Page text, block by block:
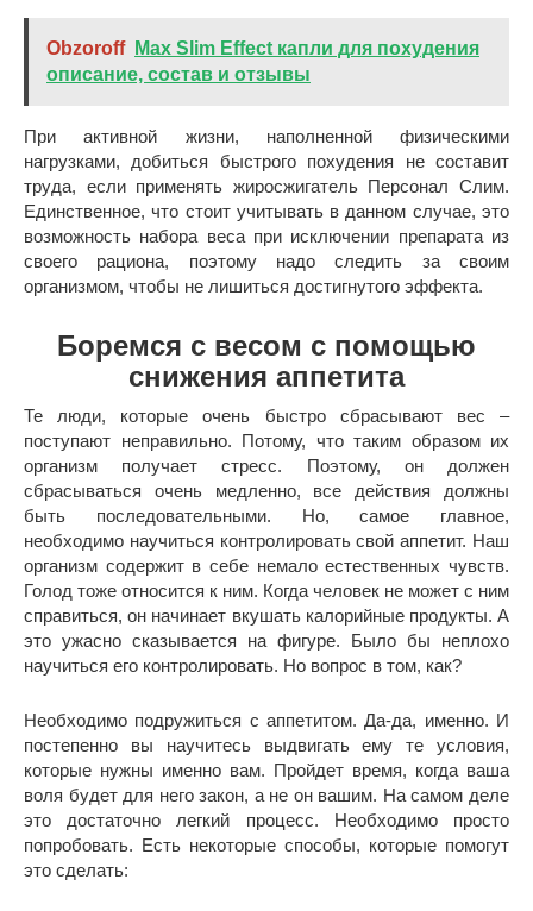
Obzoroff
Max Slim Effect капли для похудения
описание, состав и отзывы
При активной жизни, наполненной физическими
нагрузками, добиться быстрого похудения не составит
труда, если применять жиросжигатель Персонал Слим.
Единственное, что стоит учитывать в данном случае, это
возможность набора веса при исключении препарата из
своего рациона, поэтому надо следить за своим
организмом, чтобы не лишиться достигнутого эффекта.
Боремся с весом с помощью
снижения аппетита
Те люди, которые очень быстро сбрасывают вес –
поступают неправильно. Потому, что таким образом их
организм получает стресс. Поэтому, он должен
сбрасываться очень медленно, все действия должны
быть последовательными. Но, самое главное,
необходимо научиться контролировать свой аппетит. Наш
организм содержит в себе немало естественных чувств.
Голод тоже относится к ним. Когда человек не может с ним
справиться, он начинает вкушать калорийные продукты. А
это ужасно сказывается на фигуре. Было бы неплохо
научиться его контролировать. Но вопрос в том, как?
Необходимо подружиться с аппетитом. Да-да, именно. И
постепенно вы научитесь выдвигать ему те условия,
которые нужны именно вам. Пройдет время, когда ваша
воля будет для него закон, а не он вашим. На самом деле
это достаточно легкий процесс. Необходимо просто
попробовать. Есть некоторые способы, которые помогут
это сделать: